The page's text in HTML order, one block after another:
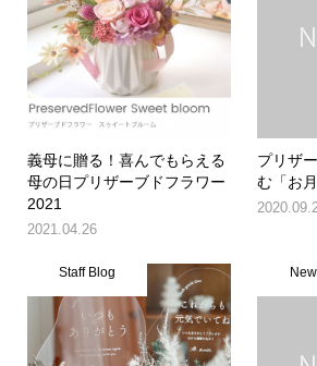
義母に贈る！喜んでもらえる
母の日プリザーブドフラワー
2021
2021.04.26
プリザ
む「お月
Staff Blog